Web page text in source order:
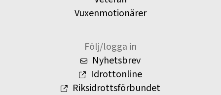
Vuxenmotionärer
Följ/logga in
Nyhetsbrev
Idrottonline
Riksidrottsförbundet